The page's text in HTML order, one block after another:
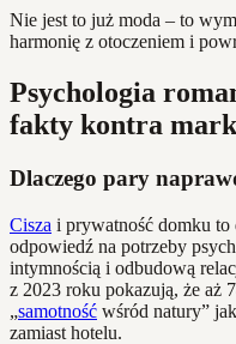
Nie jest to już moda – to
harmonię z otoczeniem i
Psychologia
fakty kontra
Dlaczego pary
Cisza i prywatność domku to
odpowiedź na potrzeby
intymnością i odbudową
z 2023 roku pokazują, że aż
„samotność wśród natury”
zamiast hotelu.